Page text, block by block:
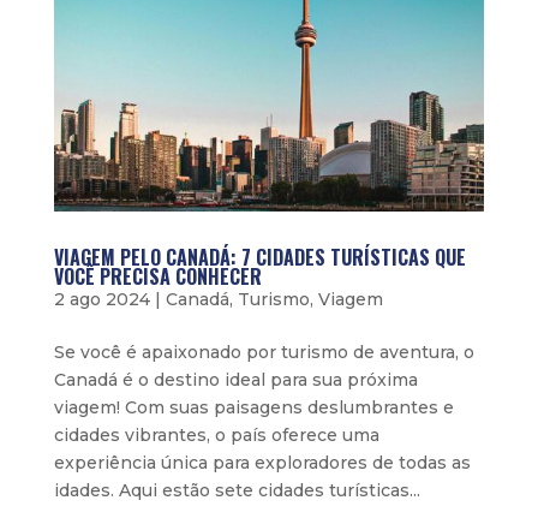
VIAGEM PELO CANADÁ: 7 CIDADES TURÍSTICAS QUE
VOCÊ PRECISA CONHECER
2 ago 2024| Canadá, Turismo, Viagem
Se você é apaixonado por turismo de aventura, o
Canadá é o destino ideal para sua próxima
viagem! Com suas paisagens deslumbrantes e
cidades vibrantes, o país oferece uma
experiência única para exploradores de todas as
idades. Aqui estão sete cidades turísticas...